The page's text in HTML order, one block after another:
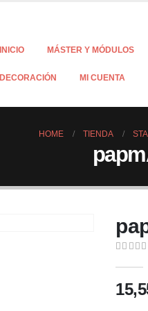
INICIO MÁSTER Y MÓDULOS
DECORACIÓN MI CUENTA
HOME TIENDA